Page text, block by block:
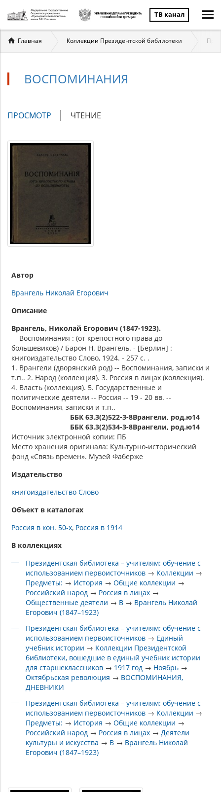
ТВ канал
Вы
здесь
Главная Коллекции Президентской библиотеки
ВОСПОМИНАНИЯ
Главные
ПРОСМОТР (АКТИВНАЯ
ЧТЕНИЕ
Автор
Врангель Николай Егорович
Описание
Врангель, Николай Егорович (1847-1923).
Воспоминания : (от крепостного права до
большевиков) / Барон Н. Врангель. - [Берлин] :
книгоиздательство Слово, 1924. - 257 с. .
1. Врангели (дворянский род) -- Воспоминания, записки и
т.п.. 2. Народ (коллекция). 3. Россия в лицах (коллекция).
4. Власть (коллекция). 5. Государственные и
политические деятели -- Россия -- 19 - 20 вв. --
Воспоминания, записки и т.п..
ББК 63.3(2)522-3-8Врангели, род.ю14
ББК 63.3(2)534-3-8Врангели, род.ю14
Источник электронной копии: ПБ
Место хранения оригинала: Культурно-исторический
фонд «Связь времен». Музей Фаберже
Издательство
книгоиздательство Слово
Объект в каталогах
Россия в кон. 50-х Россия в 1914
В коллекциях
Президентская библиотека – учителям: обучение с
использованием первоисточников → Коллекции →
Предметы: → История →Общие коллекции →
Российский народ → Россия в лицах →
Общественные деятели → В → Врангель Николай
Егорович (1847–1923)
Президентская библиотека – учителям: обучение с
использованием первоисточников → Единый
учебник истории → Коллекции Президентской
библиотеки, вошедшие в единый учебник истории
для старшеклассников → 1917 год → Ноябрь →
Октябрьская революция → ВОСПОМИНАНИЯ,
ДНЕВНИКИ
Президентская библиотека – учителям: обучение с
использованием первоисточников → Коллекции →
Предметы: → История →Общие коллекции →
Российский народ → Россия в лицах → Деятели
культуры и искусства → В → Врангель Николай
Егорович (1847–1923)